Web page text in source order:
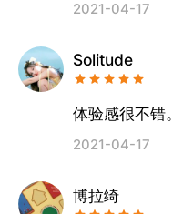
2021-04-17
Solitude
体验感很不错。
2021-04-17
博拉绮